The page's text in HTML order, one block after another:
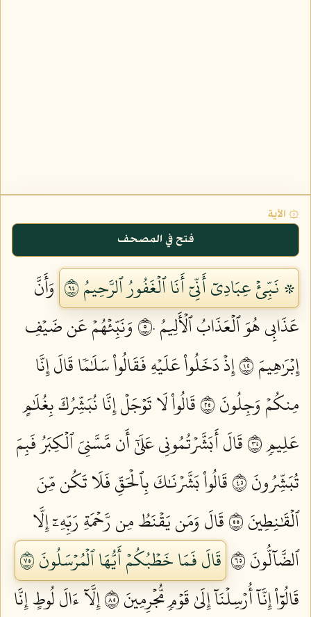
۞ الآية
فتح في المصحف
۞ نَبِّئۡ عِبَادِيٓ أَنِّيٓ أَنَا ٱلۡغَفُورُ ٱلرَّحِيمُ ٤٩
وَأَنَّ
عَذَابِي هُوَ ٱلۡعَذَابُ ٱلۡأَلِيمُ ٥٠
وَنَبِّئۡهُمۡ عَن ضَيۡفِ
إِبۡرَٰهِيمَ ٥١
إِذۡ دَخَلُواْ عَلَيۡهِ فَقَالُواْ سَلَٰمٗا قَالَ إِنَّا
مِنكُمۡ وَجِلُونَ ٥٢
قَالُواْ لَا تَوۡجَلۡ إِنَّا نُبَشِّرُكَ بِغُلَٰمٍ
عَلِيمٖ ٥٣
قَالَ أَبَشَّرۡتُمُونِي عَلَىٰٓ أَن مَّسَّنِيَ ٱلۡكِبَرُ فَبِمَ
تُبَشِّرُونَ ٥٤
قَالُواْ بَشَّرۡنَٰكَ بِٱلۡحَقِّ فَلَا تَكُن مِّنَ
ٱلۡقَٰنِطِينَ ٥٥
قَالَ وَمَن يَقۡنَطُ مِن رَّحۡمَةِ رَبِّهِۦٓ إِلَّا
ٱلضَّآلُّونَ ٥٦
قَالَ فَمَا خَطۡبُكُمۡ أَيُّهَا ٱلۡمُرۡسَلُونَ ٥٧
قَالُوٓاْ إِنَّآ أُرۡسِلۡنَآ إِلَىٰ قَوۡمٖ مُّجۡرِمِينَ ٥٨
إِلَّآ ءَالَ لُوطٍ إِنَّا